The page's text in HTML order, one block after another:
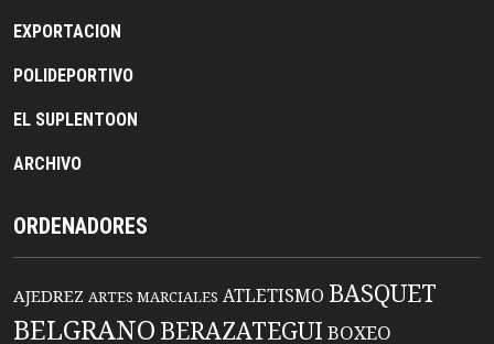
EXPORTACION
POLIDEPORTIVO
EL SUPLENTOON
ARCHIVO
ORDENADORES
AJEDREZ ARTES MARCIALES ATLETISMO BASQUET
BELGRANO BERAZATEGUIBOXEO